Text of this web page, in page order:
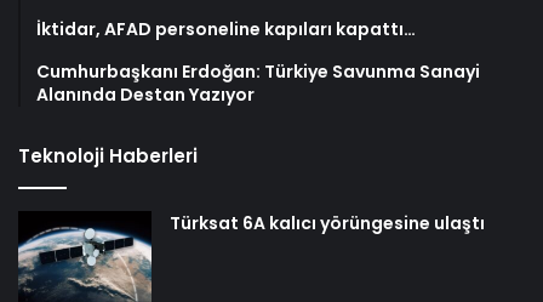
İktidar, AFAD personeline kapıları kapattı…
Cumhurbaşkanı Erdoğan: Türkiye Savunma Sanayi
Alanında Destan Yazıyor
Teknoloji Haberleri
Türksat 6A kalıcı yörüngesine ulaştı